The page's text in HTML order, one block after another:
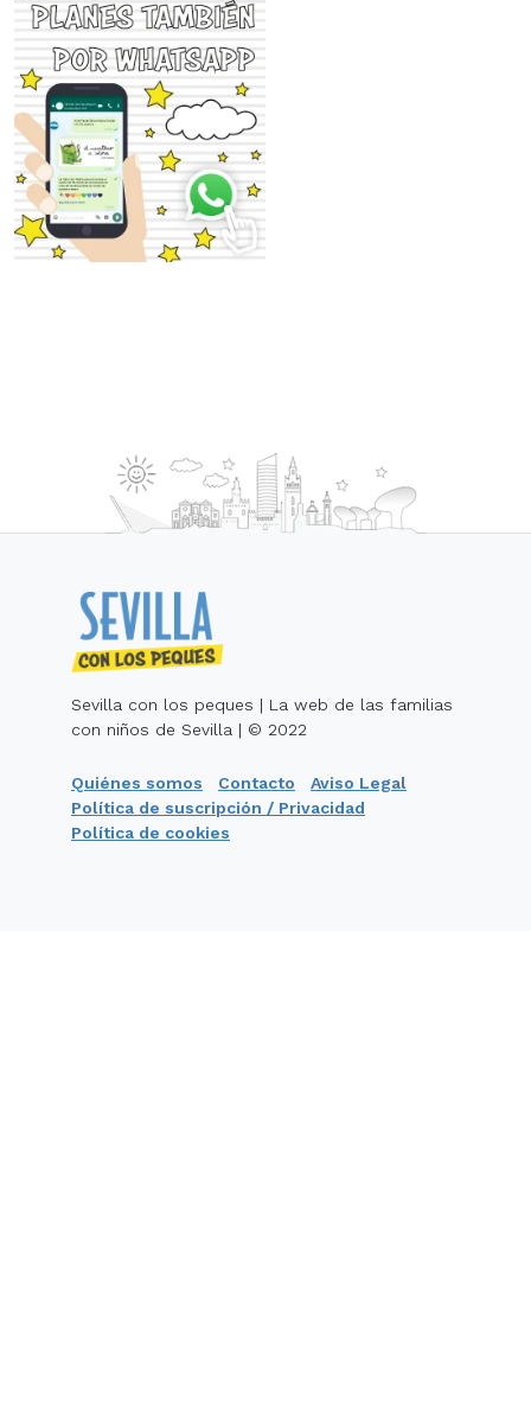
Sevilla con los peques | La web de las familias
con niños de Sevilla | © 2022
Quiénes somos Contacto
Aviso Legal
Política de suscripción / Privacidad
Política de cookies